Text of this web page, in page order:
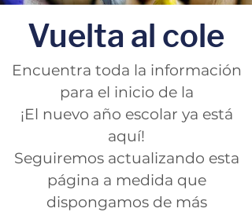
Vuelta al cole
Encuentra toda la información
para el inicio de la
¡El nuevo año escolar ya está
aquí!
Seguiremos actualizando esta
página a medida que
dispongamos de más